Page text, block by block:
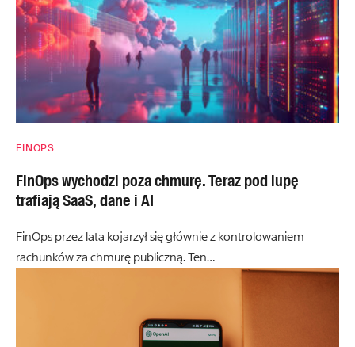
FINOPS
FinOps wychodzi poza chmurę. Teraz pod lupę
trafiają SaaS, dane i AI
FinOps przez lata kojarzył się głównie z kontrolowaniem
rachunków za chmurę publiczną. Ten…